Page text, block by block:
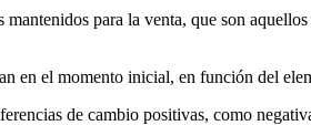
para la venta, que son
en el momento inicial, en función del
de cambio positivas, como